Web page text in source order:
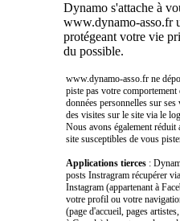
Dynamo s'attache à
www.dynamo-asso.fr
protégeant votre vie
du possible.
www.dynamo-asso.fr ne
piste pas votre
données personnelles sur
des visites sur le site via le
Nous avons également
site susceptibles de vous
Applications tierces :
posts Instragram récupérer
Instagram (appartenant à
votre profil ou votre
(page d'accueil, pages